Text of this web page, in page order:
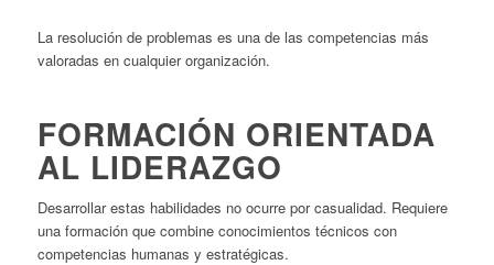
La resolución de problemas es una de las competencias más
valoradas en cualquier organización.
FORMACIÓN ORIENTADA
AL LIDERAZGO
Desarrollar estas habilidades no ocurre por casualidad. Requiere
una formación que combine conocimientos técnicos con
competencias humanas y estratégicas.